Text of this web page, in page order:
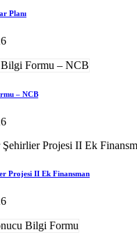
Planı
– NCB
Projesi II Ek Finansman